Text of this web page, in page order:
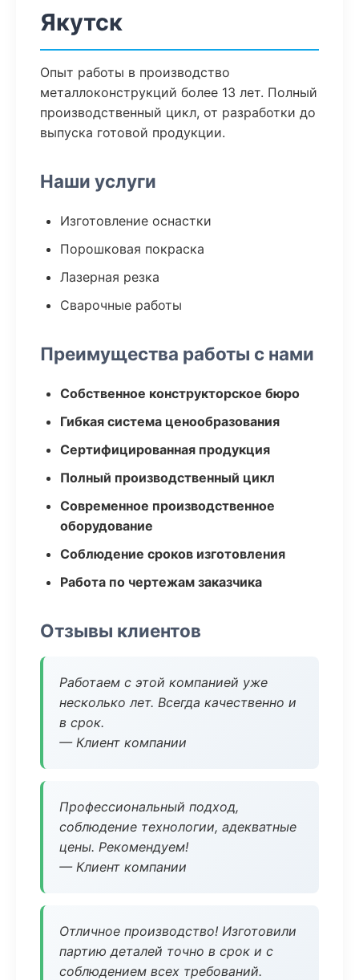
Якутск
Опыт работы в производство
металлоконструкций более 13 лет. Полный
производственный цикл, от разработки до
выпуска готовой продукции.
Наши услуги
Изготовление оснастки
Порошковая покраска
Лазерная резка
Сварочные работы
Преимущества работы с нами
Собственное конструкторское бюро
Гибкая система ценообразования
Сертифицированная продукция
Полный производственный цикл
Современное производственное
оборудование
Соблюдение сроков изготовления
Работа по чертежам заказчика
Отзывы клиентов
Работаем с этой компанией уже
несколько лет. Всегда качественно и
в срок.
— Клиент компании
Профессиональный подход,
соблюдение технологии, адекватные
цены. Рекомендуем!
— Клиент компании
Отличное производство! Изготовили
партию деталей точно в срок и с
соблюдением всех требований.